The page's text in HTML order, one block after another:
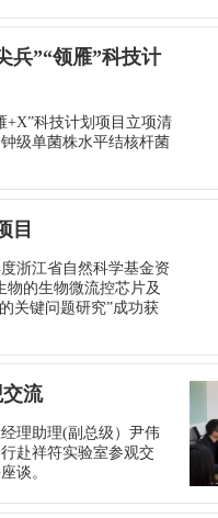
兵”“领雁”科技计
+X”科技计划项目立项清
级单菌株水平结核杆菌
目
浙江省自然科学基金资
物的生物微流控芯片及
关键问题研究”成功获
流
理助理(副总级）尹伟
赴祥符实验室参观交
谈。